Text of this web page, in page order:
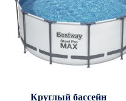
Круглый бассейн